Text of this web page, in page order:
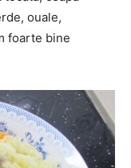
ouale,
foarte bine